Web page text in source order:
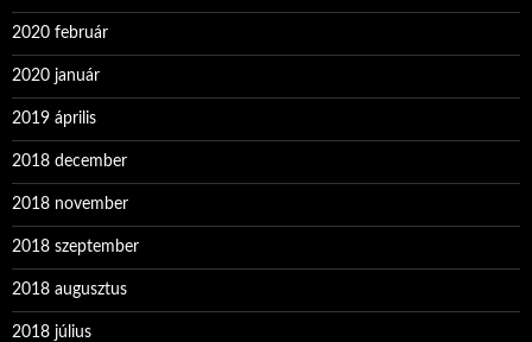
2020 február
2020 január
2019 április
2018 december
2018 november
2018 szeptember
2018 augusztus
2018 július